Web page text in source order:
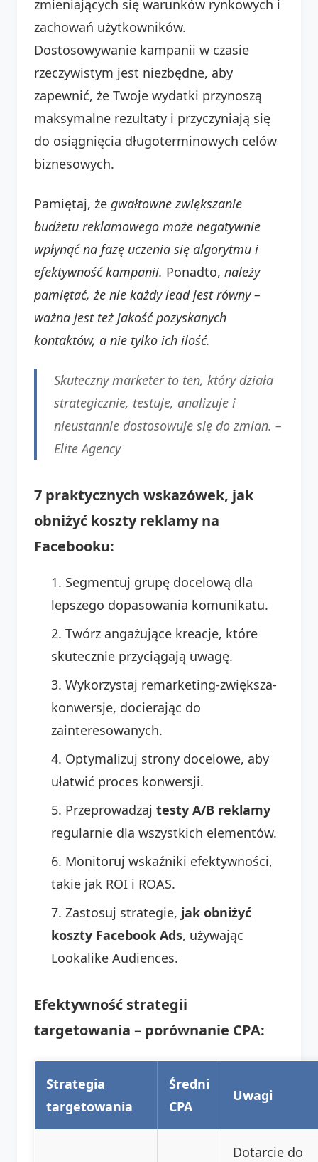
zmieniających się warunków rynkowych i
zachowań użytkowników.
Dostosowywanie kampanii w czasie
rzeczywistym jest niezbędne, aby
zapewnić, że Twoje wydatki przynoszą
maksymalne rezultaty i przyczyniają się
do osiągnięcia długoterminowych celów
biznesowych.
Pamiętaj, że gwałtowne zwiększanie
budżetu reklamowego może negatywnie
wpłynąć na fazę uczenia się algorytmu i
efektywność kampanii. Ponadto, należy
pamiętać, że nie każdy lead jest równy –
ważna jest też jakość pozyskanych
kontaktów, a nie tylko ich ilość.
Skuteczny marketer to ten, który działa
strategicznie, testuje, analizuje i
nieustannie dostosowuje się do zmian. –
Elite Agency
7 praktycznych wskazówek, jak
obniżyć koszty reklamy na
Facebooku:
Segmentuj grupę docelową dla
lepszego dopasowania komunikatu.
Twórz angażujące kreacje, które
skutecznie przyciągają uwagę.
Wykorzystaj remarketing-zwiększa-
konwersje, docierając do
zainteresowanych.
Optymalizuj strony docelowe, aby
ułatwić proces konwersji.
Przeprowadzaj testy A/B reklamy
regularnie dla wszystkich elementów.
Monitoruj wskaźniki efektywności,
takie jak ROI i ROAS.
Zastosuj strategie, jak obniżyć
koszty Facebook Ads, używając
Lookalike Audiences.
Efektywność strategii
targetowania – porównanie CPA:
Strategia
targetowania
Średni
CPA
Uwagi
Dotarcie do